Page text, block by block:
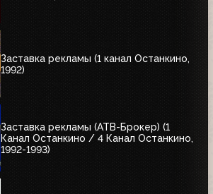
Заставка рекламы (1 канал Останкино,
1992)
Заставка рекламы (АТВ-Брокер) (1
Канал Останкино / 4 Канал Останкино,
1992-1993)